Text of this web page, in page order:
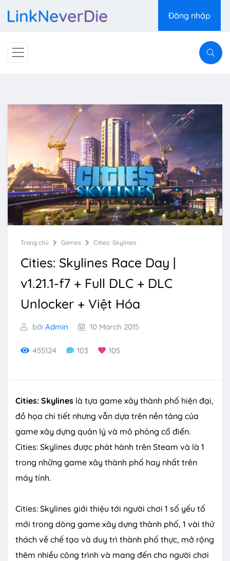
Đăng nhập
Trang chủ Games Cities: Skylines
Cities: Skylines Race Day |
v1.21.1-f7 + Full DLC + DLC
Unlocker + Việt Hóa
bởi Admin 10 March 2015
455124 103 105
Cities: Skylines là tựa game xây thành phố hiện đại,
đồ họa chi tiết nhưng vẫn dựa trên nền tảng của
game xây dựng quản lý và mô phỏng cổ điển.
Cities: Skylines được phát hành trên Steam và là 1
trong những game xây thành phố hay nhất trên
máy tính.
Cities: Skylines giới thiệu tới người chơi 1 số yếu tố
mới trong dòng game xây dựng thành phố, 1 vài thử
thách về chế tạo và duy trì thành phố thực, mở rộng
thêm nhiều công trình và mang đến cho người chơi